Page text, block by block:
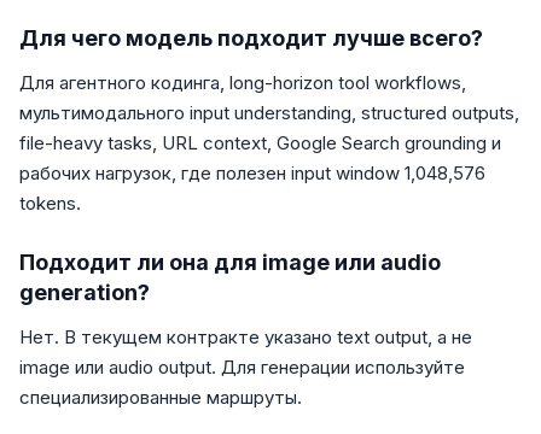
Для чего модель подходит лучше всего?
Для агентного кодинга, long-horizon tool workflows,
мультимодального input understanding, structured outputs,
file-heavy tasks, URL context, Google Search grounding и
рабочих нагрузок, где полезен input window 1,048,576
tokens.
Подходит ли она для image или audio
generation?
Нет. В текущем контракте указано text output, а не
image или audio output. Для генерации используйте
специализированные маршруты.